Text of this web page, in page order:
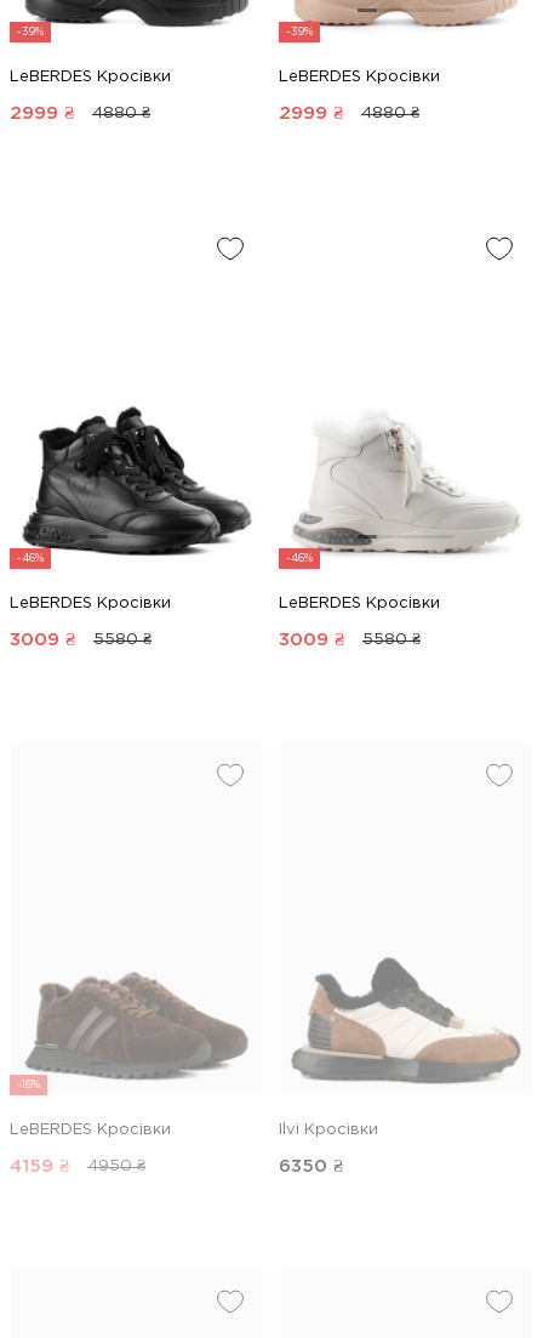
-39%
LeBERDES Кросівки
2999 ₴ 4880 ₴
-39%
LeBERDES Кросівки
2999 ₴ 4880 ₴
-46%
LeBERDES Кросівки
3009 ₴ 5580 ₴
-46%
LeBERDES Кросівки
3009 ₴ 5580 ₴
-16%
LeBERDES Кросівки
4159 ₴ 4950 ₴
Ilvi Кросівки
6350 ₴